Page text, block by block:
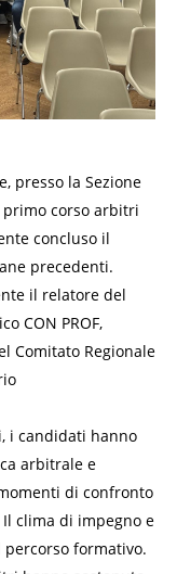
presso la Sezione
primo corso arbitri
concluso il
precedenti.
il relatore del
CON PROF,
Comitato Regionale
i candidati hanno
arbitrale e
di confronto
clima di impegno e
formativo.